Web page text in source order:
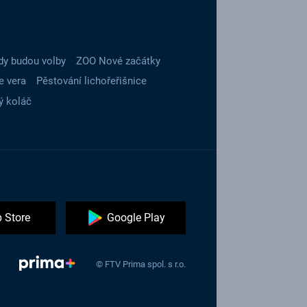
budou volby
ZOO Nové začátky
vera
Pěstování lichořeřišnice
koláč
Store Google Play
© FTV Prima spol. s r.o.